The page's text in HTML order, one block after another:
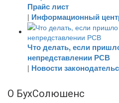
Прайс лист
| Информационный
Что делать, если
непредставлении РСВ
| Новости
О БухСолюшенс